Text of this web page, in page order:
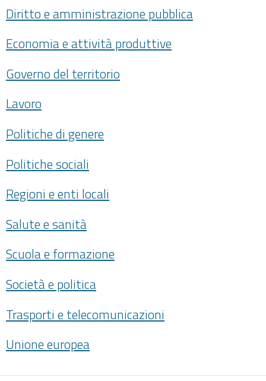
Diritto e amministrazione pubblica
Economia e attività produttive
Governo del territorio
Lavoro
Politiche di genere
Politiche sociali
Regioni e enti locali
Salute e sanità
Scuola e formazione
Società e politica
Trasporti e telecomunicazioni
Unione europea